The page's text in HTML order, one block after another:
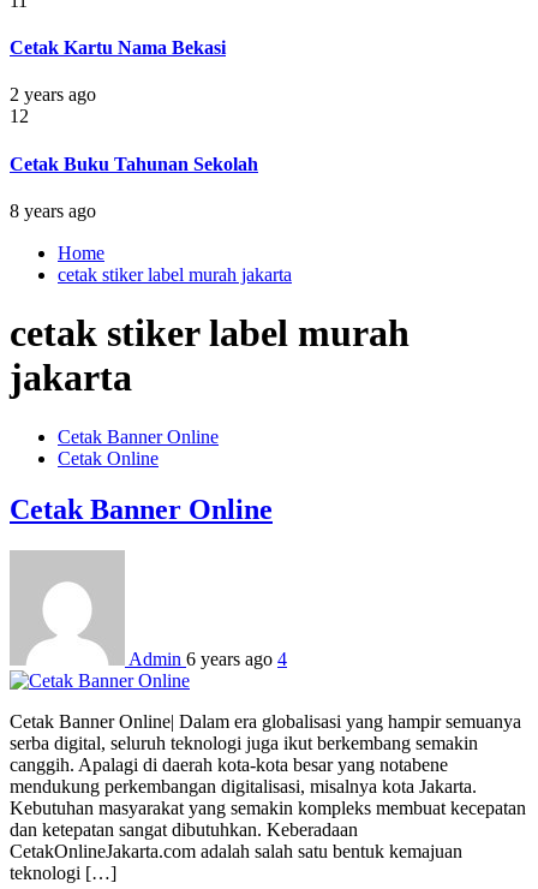
Cetak Kartu Nama Bekasi
2 years ago
12
Cetak Buku Tahunan Sekolah
8 years ago
Home
cetak stiker label murah jakarta
cetak stiker label murah
jakarta
Cetak Banner Online
Cetak Online
Cetak Banner Online
Admin 6 years ago 4
Cetak Banner Online| Dalam era globalisasi yang hampir semuanya
serba digital, seluruh teknologi juga ikut berkembang semakin
canggih. Apalagi di daerah kota-kota besar yang notabene
mendukung perkembangan digitalisasi, misalnya kota Jakarta.
Kebutuhan masyarakat yang semakin kompleks membuat kecepatan
dan ketepatan sangat dibutuhkan. Keberadaan
CetakOnlineJakarta.com adalah salah satu bentuk kemajuan
teknologi […]